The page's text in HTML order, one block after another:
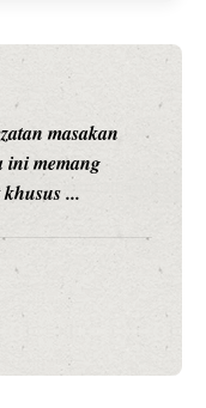
masakan
ini memang
...